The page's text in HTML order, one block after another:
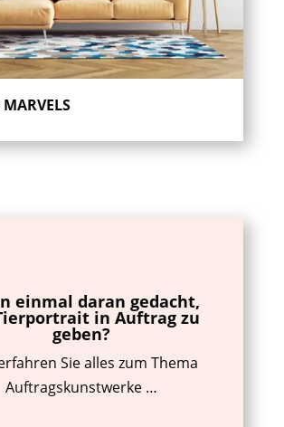
einmal daran gedacht,
in Auftrag zu
geben?
Sie alles zum Thema
Auftragskunstwerke …